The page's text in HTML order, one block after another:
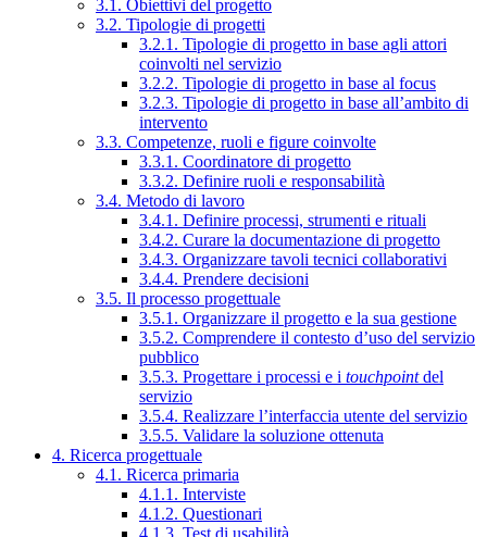
3.1. Obiettivi del progetto
3.2. Tipologie di progetti
3.2.1. Tipologie di progetto in base agli attori
coinvolti nel servizio
3.2.2. Tipologie di progetto in base al focus
3.2.3. Tipologie di progetto in base all’ambito di
intervento
3.3. Competenze, ruoli e figure coinvolte
3.3.1. Coordinatore di progetto
3.3.2. Definire ruoli e responsabilità
3.4. Metodo di lavoro
3.4.1. Definire processi, strumenti e rituali
3.4.2. Curare la documentazione di progetto
3.4.3. Organizzare tavoli tecnici collaborativi
3.4.4. Prendere decisioni
3.5. Il processo progettuale
3.5.1. Organizzare il progetto e la sua gestione
3.5.2. Comprendere il contesto d’uso del servizio
pubblico
3.5.3. Progettare i processi e i touchpointdel
servizio
3.5.4. Realizzare l’interfaccia utente del servizio
3.5.5. Validare la soluzione ottenuta
4. Ricerca progettuale
4.1. Ricerca primaria
4.1.1. Interviste
4.1.2. Questionari
4.1.3. Test di usabilità